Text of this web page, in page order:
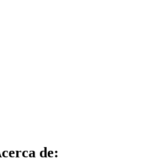
de: